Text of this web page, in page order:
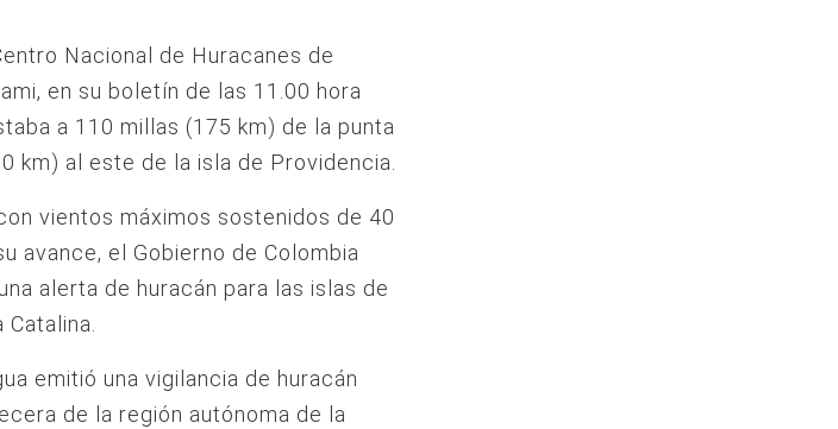
Nacional de Huracanes de
en su boletín de las 11.00 hora
a 110 millas (175 km) de la punta
km) al este de la isla de Providencia.
vientos máximos sostenidos de 40
avance, el Gobierno de Colombia
alerta de huracán para las islas de
emitió una vigilancia de huracán
de la región autónoma de la